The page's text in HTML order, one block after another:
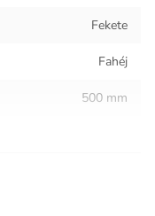
Fekete
Fahéj
500 mm